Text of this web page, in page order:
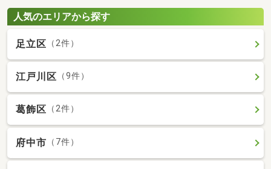
人気のエリアから探す
足立区 （2件）
江戸川区 （9件）
葛飾区 （2件）
府中市 （7件）